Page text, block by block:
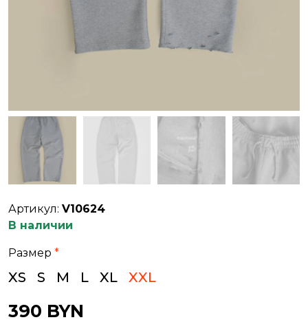
Артикул: V10624
В наличии
Размер *
XS S M L XL XXL
390 BYN